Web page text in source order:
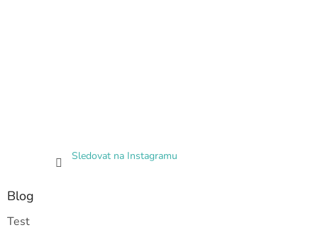
Sledovat na Instagramu
Blog
Test